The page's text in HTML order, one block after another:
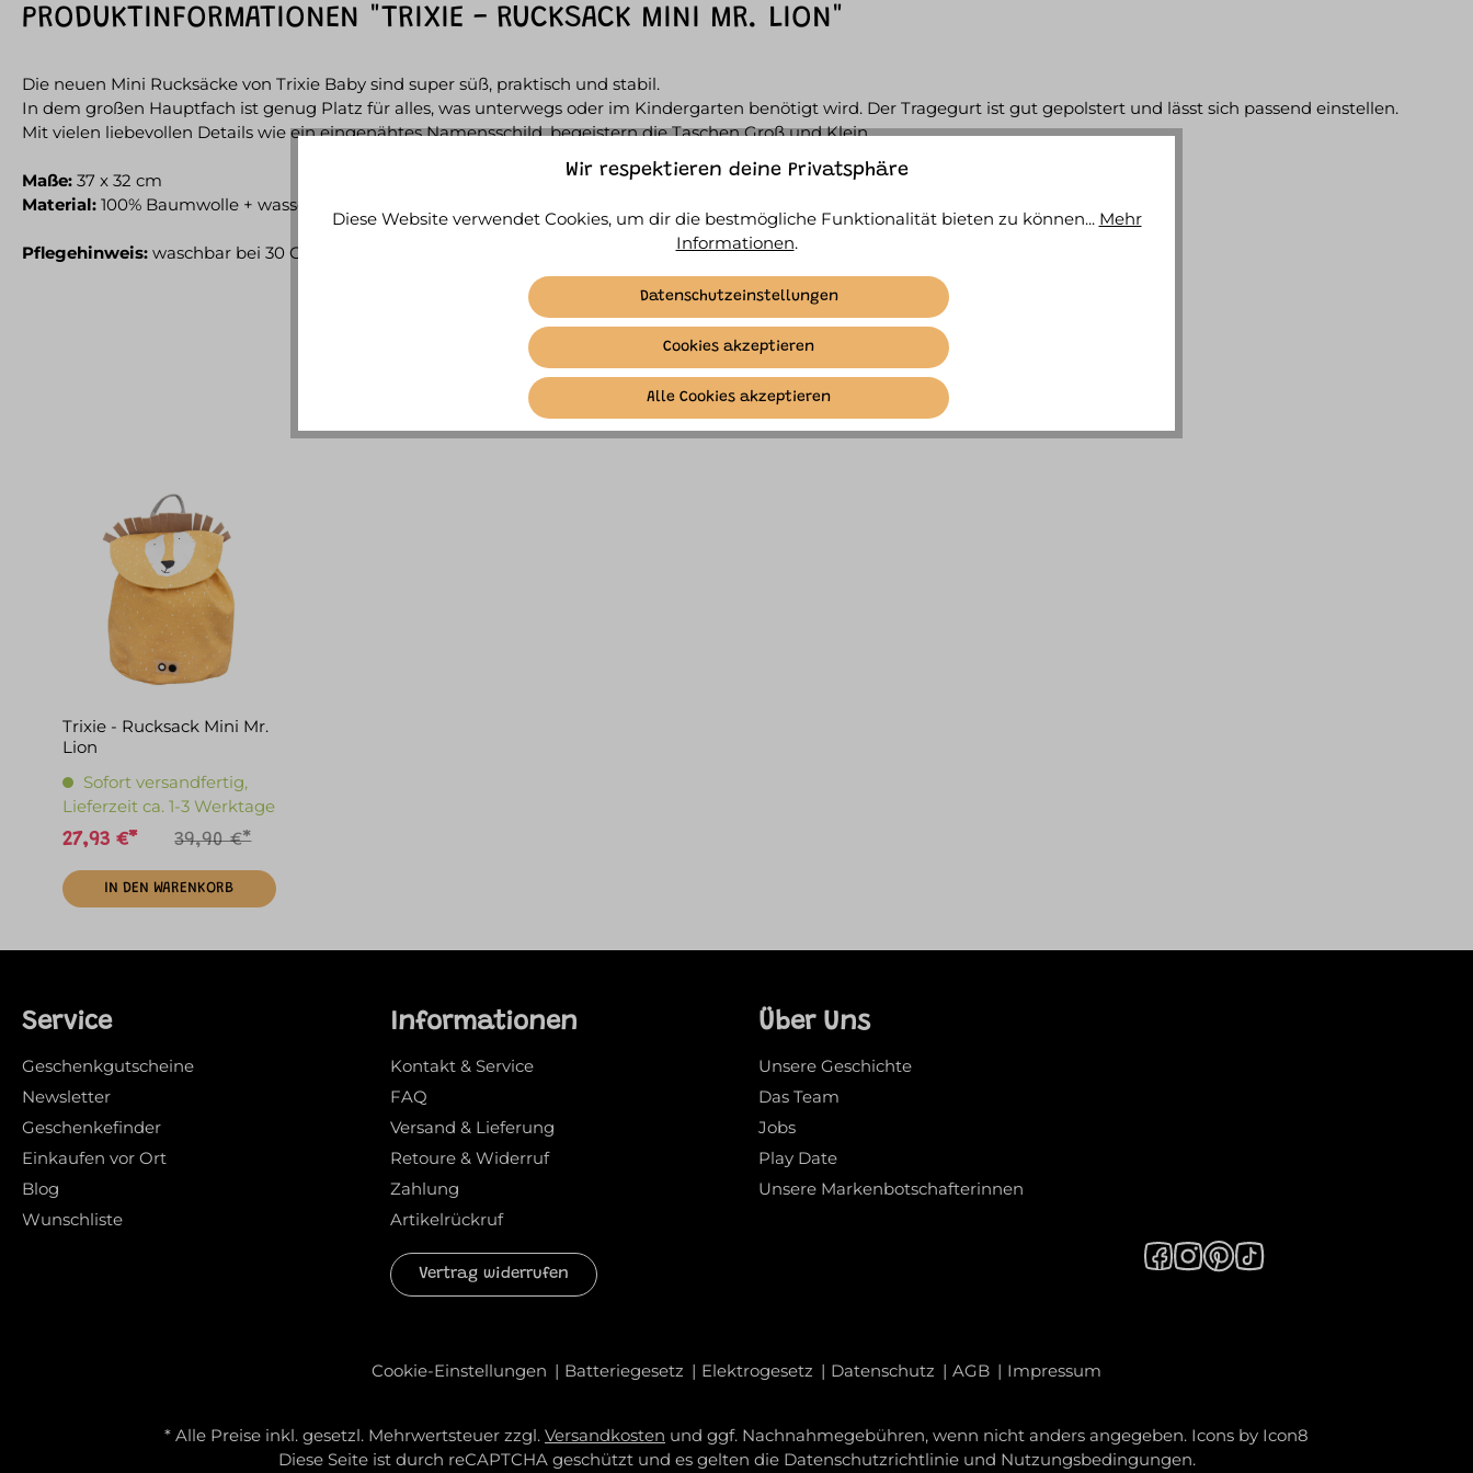
PRODUKTINFORMATIONEN "TRIXIE - RUCKSACK MINI MR. LION"
Die neuen Mini Rucksäcke von Trixie Baby sind super süß, praktisch und stabil.
In dem großen Hauptfach ist genug Platz für alles, was unterwegs oder im Kindergarten benötigt wird. Der Tragegurt ist gut gepolstert und lässt sich passend einstellen.
Mit vielen liebevollen Details wie ein eingenähtes Namensschild, begeistern die Taschen Groß und Klein.
Maße: 37 x 32 cm
Material: 100% Baumwolle + wasserabweisenden Schicht
Pflegehinweis: waschbar bei 30 Grad
Similar Items
Trixie - Rucksack Mini Mr.
Lion
Sofort versandfertig,
Lieferzeit ca. 1-3 Werktage
27,93 €* 39,90 €*
IN DEN WARENKORB
Service
Geschenkgutscheine
Newsletter
Geschenkefinder
Einkaufen vor Ort
Blog
Wunschliste
Informationen
Kontakt & Service
FAQ
Versand & Lieferung
Retoure & Widerruf
Zahlung
Artikelrückruf
Vertrag widerrufen
Über Uns
Unsere Geschichte
Das Team
Jobs
Play Date
Unsere Markenbotschafterinnen
Cookie-Einstellungen Batteriegesetz Elektrogesetz Datenschutz AGB Impressum
* Alle Preise inkl. gesetzl. Mehrwertsteuer zzgl. Versandkosten und ggf. Nachnahmegebühren, wenn nicht anders angegeben. Icons by Icon8
Diese Seite ist durch reCAPTCHA geschützt und es gelten die Datenschutzrichtlinieund Nutzungsbedingungen.
Wir respektieren deine Privatsphäre
Diese Website verwendet Cookies, um dir die bestmögliche Funktionalität bieten zu können... Mehr
Informationen.
Datenschutzeinstellungen
Cookies akzeptieren
Alle Cookies akzeptieren